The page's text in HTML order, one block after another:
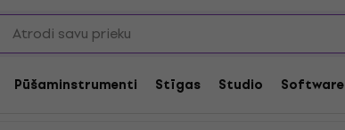
Pūšaminstrumenti Stīgas Studio Software